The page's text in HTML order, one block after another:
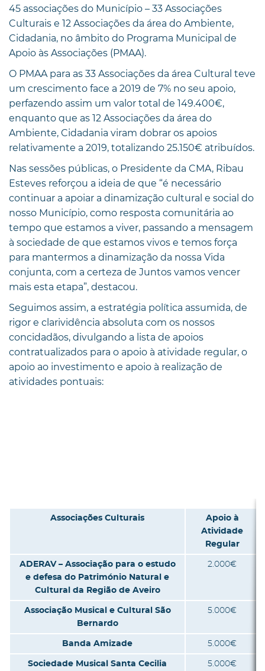
45 associações do Município – 33 Associações
Culturais e 12 Associações da área do Ambiente,
Cidadania, no âmbito do Programa Municipal de
Apoio às Associações (PMAA).
O PMAA para as 33 Associações da área Cultural teve
um crescimento face a 2019 de 7% no seu apoio,
perfazendo assim um valor total de 149.400€,
enquanto que as 12 Associações da área do
Ambiente, Cidadania viram dobrar os apoios
relativamente a 2019, totalizando 25.150€ atribuídos.
Nas sessões públicas, o Presidente da CMA, Ribau
Esteves reforçou a ideia de que “é necessário
continuar a apoiar a dinamização cultural e social do
nosso Município, como resposta comunitária ao
tempo que estamos a viver, passando a mensagem
à sociedade de que estamos vivos e temos força
para mantermos a dinamização da nossa Vida
conjunta, com a certeza de Juntos vamos vencer
mais esta etapa”, destacou.
Seguimos assim, a estratégia política assumida, de
rigor e clarividência absoluta com os nossos
concidadãos, divulgando a lista de apoios
contratualizados para o apoio à atividade regular, o
apoio ao investimento e apoio à realização de
atividades pontuais:
Associações Culturais
Apoio à
Atividade
Regular
ADERAV – Associação para o estudo
e defesa do Património Natural e
Cultural da Região de Aveiro
2.000€
Associação Musical e Cultural São
Bernardo
5.000€
Banda Amizade 5.000€
Sociedade Musical Santa Cecilia 5.000€